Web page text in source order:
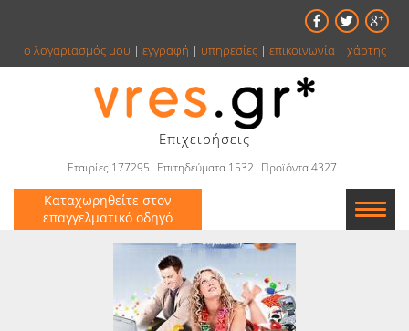
ο λογαριασμός μου | εγγραφή | υπηρεσίες| επικοινωνία| χάρτης
Επιχειρήσεις
Εταιρίες 177295 Επιτηδεύματα 1532 Προϊόντα 4327
Καταχωρηθείτε στον
επαγγελματικό οδηγό
Εταιρείες
Κατάλογος